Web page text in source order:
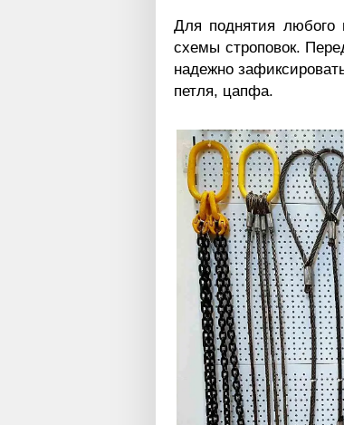
Для поднятия любого
схемы строповок.
надежно
петля, цапфа.